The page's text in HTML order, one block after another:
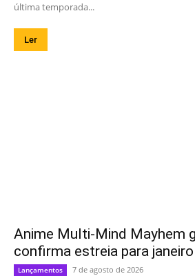
última temporada...
Ler
Anime Multi-Mind Mayhem
confirma estreia para
Lançamentos 7 de agosto de 2026